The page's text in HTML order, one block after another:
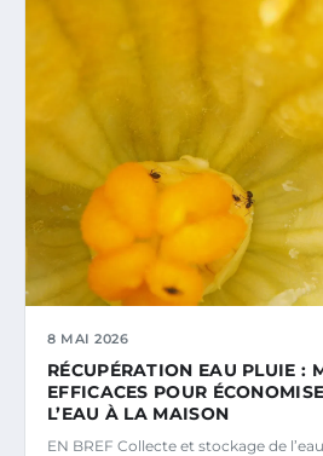
8 MAI 2026
RÉCUPÉRATION EAU PLUIE :
EFFICACES POUR
L’EAU À LA MAISON
EN BREF Collecte et stockage de